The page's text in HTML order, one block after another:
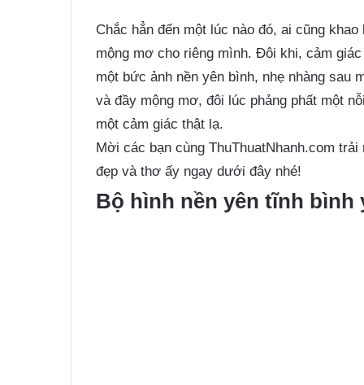
Chắc hẳn đến một lúc nào đó, ai cũng
mộng mơ cho riêng mình. Đôi khi, cảm
một bức ảnh nền yên bình, nhẹ nhàng sau
và đầy mộng mơ, đôi lúc phảng phất một
một cảm giác thật lạ.
Mời các bạn cùng ThuThuatNhanh.com
đẹp và thơ ấy ngay dưới đây nhé!
Bộ hình nền yên tĩnh bình